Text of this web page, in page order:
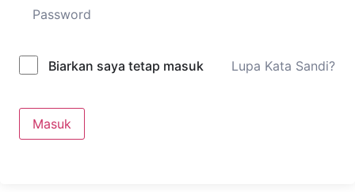
Biarkan saya tetap masuk Lupa Kata Sandi?
Masuk